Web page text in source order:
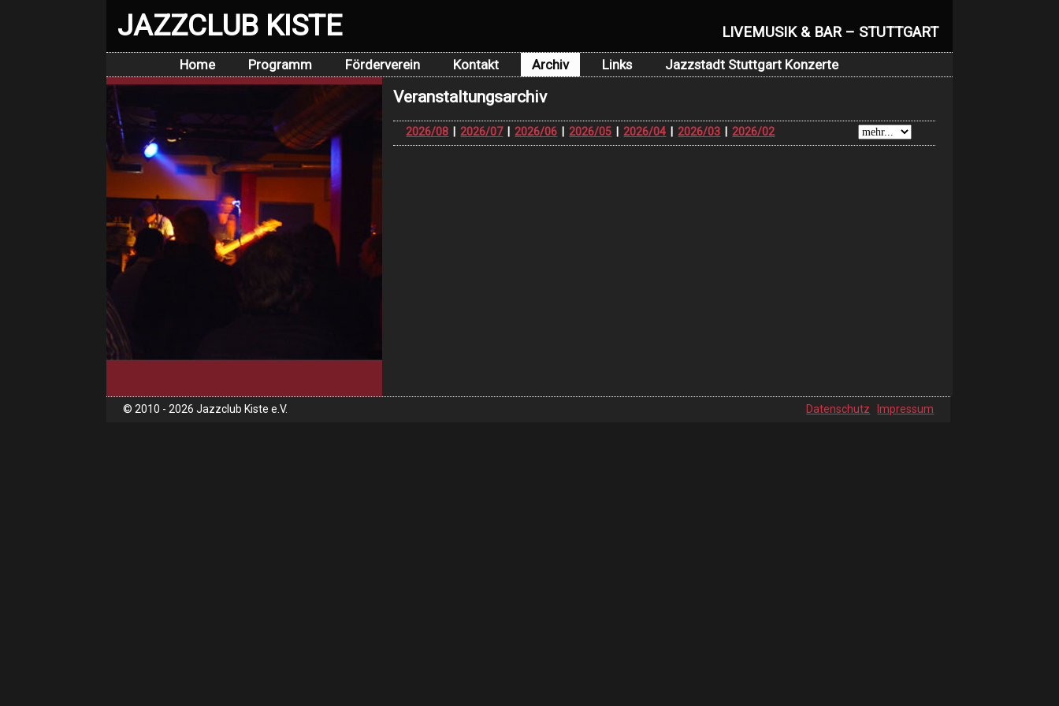
JAZZCLUB KISTE LIVEMUSIK & BAR – STUTTGART
Home Programm Förderverein Kontakt Archiv Links Jazzstadt Stuttgart Konzerte
Veranstaltungsarchiv
2026/08 |2026/07|2026/06 |2026/05 |2026/04 |2026/03 |2026/02
© 2010 - 2026 Jazzclub Kiste e.V. Datenschutz Impressum